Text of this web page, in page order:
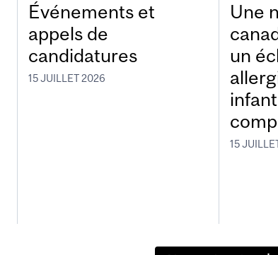
Événements et
appels de
candidatures
15 JUILLET 2026
Une
un
15